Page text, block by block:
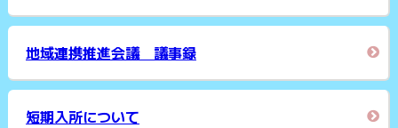
地域連携推進会議 議事録
短期入所について